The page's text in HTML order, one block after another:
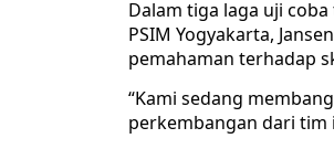
Dalam tiga laga uji
PSIM Yogyakarta,
pemahaman terhadap
“Kami sedang
perkembangan dari tim